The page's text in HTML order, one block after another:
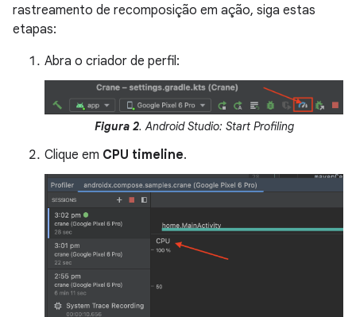
rastreamento de recomposição em ação, siga estas
etapas:
Abra o criador de perfil:
Figura 2. Android Studio: Start Profiling
Clique em CPU timeline.